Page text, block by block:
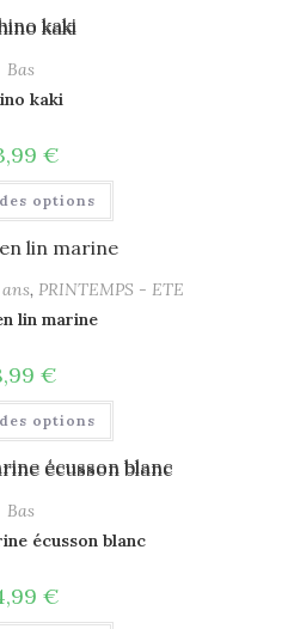
Bas
kaki
€
options
, PRINTEMPS - ETE
lin marine
€
options
Bas
écusson blanc
€